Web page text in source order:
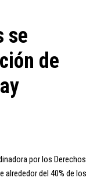
se
de
por los Derechos
alrededor del 40% de los